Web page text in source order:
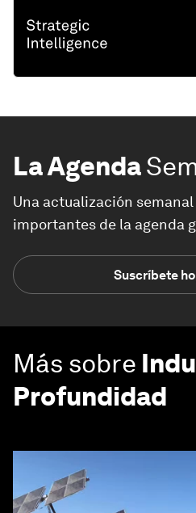
La Agenda
Una actualización
importantes de la agenda
Suscríbete
Más sobre
Profundidad